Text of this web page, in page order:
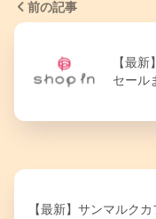
前の記事
【最
セール
【最新】サンマルク